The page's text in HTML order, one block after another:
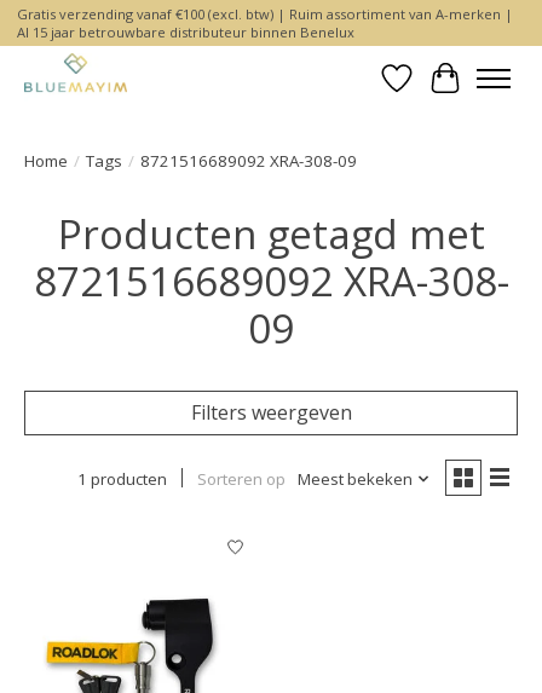
Gratis verzending vanaf €100 (excl. btw) | Ruim assortiment van A-merken |
Al 15 jaar betrouwbare distributeur binnen Benelux
Verlanglijst
Home / Tags / 8721516689092 XRA-308-09
Producten getagd met
8721516689092 XRA-308-
09
Filters weergeven
1 producten Sorteren op Meest bekeken